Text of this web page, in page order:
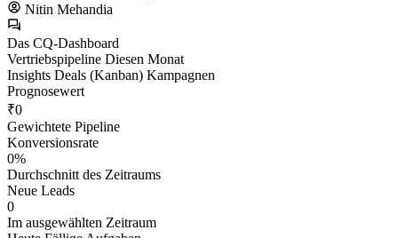
Nitin Mehandia
Das CQ-Dashboard
Vertriebspipeline Diesen Monat
Insights Deals (Kanban) Kampagnen
Prognosewert
₹0
Gewichtete Pipeline
Konversionsrate
0%
Durchschnitt des Zeitraums
Neue Leads
0
Im ausgewählten Zeitraum